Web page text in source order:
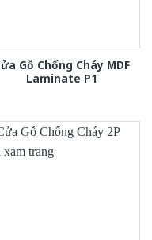
Gỗ Chống Cháy MDF
Laminate P1